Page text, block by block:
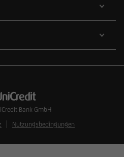
Bank GmbH
Nutzungsbedingungen